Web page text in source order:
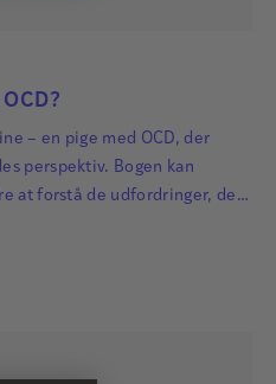
– en pige med OCD, der
perspektiv. Bogen kan
at forstå de udfordringer, der